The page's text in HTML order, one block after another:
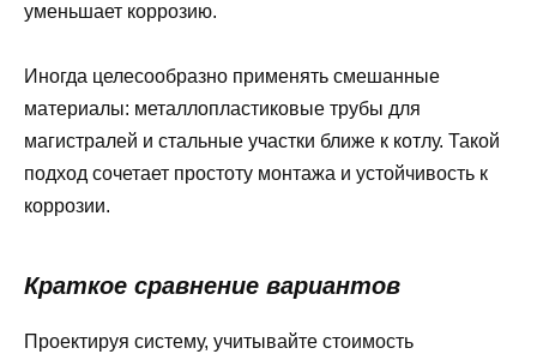
уменьшает коррозию.
Иногда целесообразно применять смешанные
материалы: металлопластиковые трубы для
магистралей и стальные участки ближе к котлу. Такой
подход сочетает простоту монтажа и устойчивость к
коррозии.
Краткое сравнение вариантов
Проектируя систему, учитывайте стоимость